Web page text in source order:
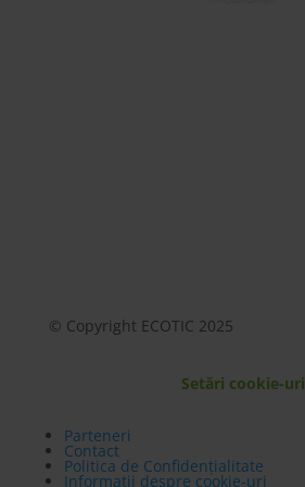
© Copyright ECOTIC 2025
Setări cookie-uri
Parteneri
Contact
Politica de Confidențialitate
Informații despre cookie-uri